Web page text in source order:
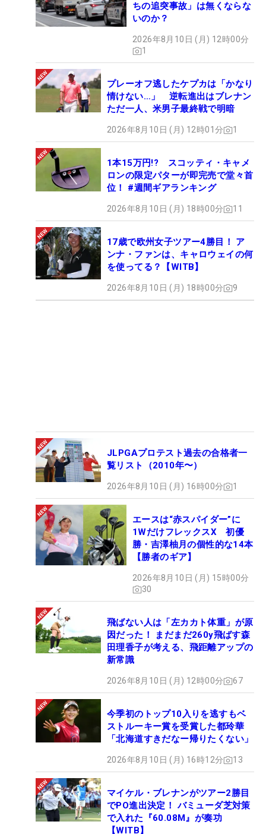
ちの追突事故」は無くならな
いのか？
2026年8月10日 (月) 12時00分
1
プレーオフ逃したケプカは「かなり
情けない…」 逆転進出はブレナン
ただ一人、米男子最終戦で明暗
2026年8月10日 (月) 12時01分 1
1本15万円!? スコッティ・キャメ
ロンの限定パターが即完売で堂々首
位！ #週間ギアランキング
2026年8月10日 (月) 18時00分 11
17歳で欧州女子ツアー4勝目！ ア
ンナ・ファンは、キャロウェイの何
を使ってる？【WITB】
2026年8月10日 (月) 18時00分 9
JLPGAプロテスト過去の合格者一
覧リスト（2010年〜）
2026年8月10日 (月) 16時00分 1
エースは“赤スパイダー”に
1WだけフレックスX 初優
勝・吉澤柚月の個性的な14本
【勝者のギア】
2026年8月10日 (月) 15時00分
30
飛ばない人は「左カカト体重」が原
因だった！ まだまだ260y飛ばす森
田理香子が考える、飛距離アップの
新常識
2026年8月10日 (月) 12時00分 67
今季初のトップ10入りを逃すもベ
ストルーキー賞を受賞した都玲華
「北海道すきだなー帰りたくない」
2026年8月10日 (月) 16時12分 13
マイケル・ブレナンがツアー2勝目
でPO進出決定！ バミューダ芝対策
で入れた『60.08M』が奏功
【WITB】